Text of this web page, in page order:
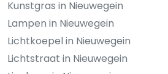
Kunstgras in Nieuwegein
Lampen in Nieuwegein
Lichtkoepel in Nieuwegein
Lichtstraat in Nieuwegein